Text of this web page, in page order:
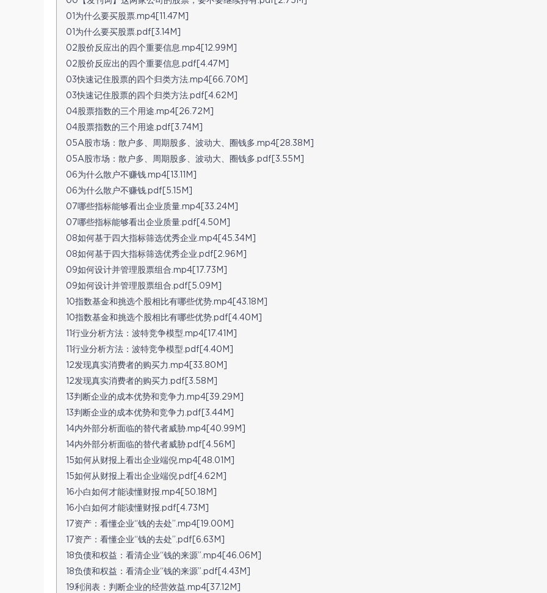
01为什么要买股票.mp4[11.47M]
01为什么要买股票.pdf[3.14M]
02股价反应出的四个重要信息.mp4[12.99M]
02股价反应出的四个重要信息.pdf[4.47M]
03快速记住股票的四个归类方法.mp4[66.70M]
03快速记住股票的四个归类方法.pdf[4.62M]
04股票指数的三个用途.mp4[26.72M]
04股票指数的三个用途.pdf[3.74M]
05A股市场：散户多、周期股多、波动大、圈钱多.mp4[28.38M]
05A股市场：散户多、周期股多、波动大、圈钱多.pdf[3.55M]
06为什么散户不赚钱.mp4[13.11M]
06为什么散户不赚钱.pdf[5.15M]
07哪些指标能够看出企业质量.mp4[33.24M]
07哪些指标能够看出企业质量.pdf[4.50M]
08如何基于四大指标筛选优秀企业.mp4[45.34M]
08如何基于四大指标筛选优秀企业.pdf[2.96M]
09如何设计并管理股票组合.mp4[17.73M]
09如何设计并管理股票组合.pdf[5.09M]
10指数基金和挑选个股相比有哪些优势.mp4[43.18M]
10指数基金和挑选个股相比有哪些优势.pdf[4.40M]
11行业分析方法：波特竞争模型.mp4[17.41M]
11行业分析方法：波特竞争模型.pdf[4.40M]
12发现真实消费者的购买力.mp4[33.80M]
12发现真实消费者的购买力.pdf[3.58M]
13判断企业的成本优势和竞争力.mp4[39.29M]
13判断企业的成本优势和竞争力.pdf[3.44M]
14内外部分析面临的替代者威胁.mp4[40.99M]
14内外部分析面临的替代者威胁.pdf[4.56M]
15如何从财报上看出企业端倪.mp4[48.01M]
15如何从财报上看出企业端倪.pdf[4.62M]
16小白如何才能读懂财报.mp4[50.18M]
16小白如何才能读懂财报.pdf[4.73M]
17资产：看懂企业“钱的去处”.mp4[19.00M]
17资产：看懂企业“钱的去处”.pdf[6.63M]
18负债和权益：看清企业“钱的来源”.mp4[46.06M]
18负债和权益：看清企业“钱的来源”.pdf[4.43M]
19利润表：判断企业的经营效益.mp4[37.12M]